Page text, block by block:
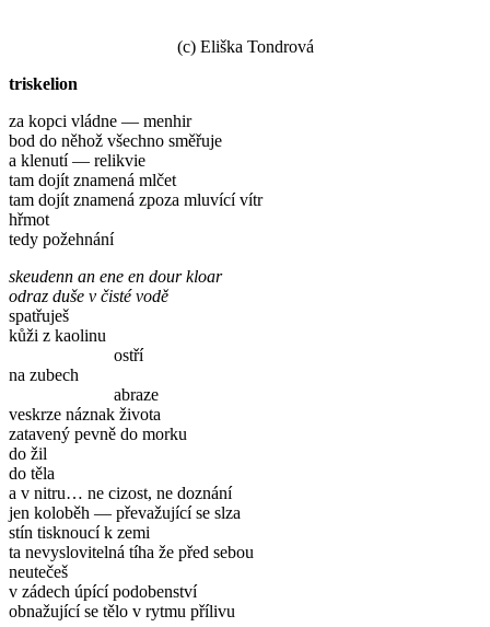
(c) Eliška Tondrová
triskelion
za kopci vládne — menhir
bod do něhož všechno směřuje
a klenutí — relikvie
tam dojít znamená mlčet
tam dojít znamená zpoza mluvící vítr
hřmot
tedy požehnání
skeudenn an ene en dour kloar
odraz duše v čisté vodě
spatřuješ
kůži z kaolinu
ostří
na zubech
abraze
veskrze náznak života
zatavený pevně do morku
do žil
do těla
a v nitru… ne cizost, ne doznání
jen koloběh — převažující se slza
stín tisknoucí k zemi
ta nevyslovitelná tíha že před sebou
neutečeš
v zádech úpící podobenství
obnažující se tělo v rytmu přílivu